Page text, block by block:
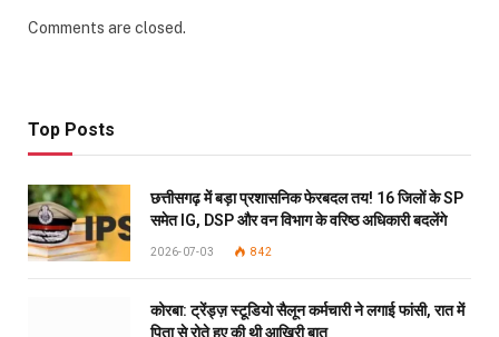
Comments are closed.
Top Posts
छत्तीसगढ़ में बड़ा प्रशासनिक फेरबदल तय! 16 जिलों के SP
समेत IG, DSP और वन विभाग के वरिष्ठ अधिकारी बदलेंगे
2026-07-03 842
कोरबा: ट्रेंड्ज़ स्टूडियो सैलून कर्मचारी ने लगाई फांसी, रात में
पिता से रोते हुए की थी आखिरी बात